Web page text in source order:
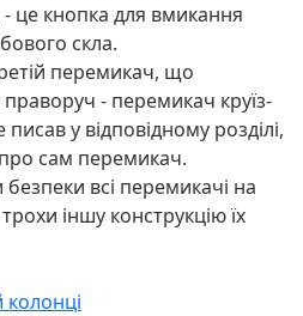
це кнопка для вмикання
скла.
перемикач, що
- перемикач круїз-
у відповідному розділі,
сам перемикач.
всі перемикачі на
іншу конструкцію їх